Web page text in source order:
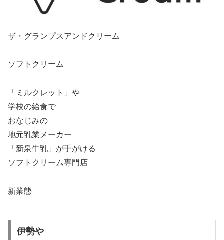
ザ・グランプスアンドクリーム
ソフトクリーム
「ミルクレット」や
学校の給食で
おなじみの
地元乳業メーカー
「新泉牛乳」が手がける
ソフトクリーム専門店
新業態
伊勢や